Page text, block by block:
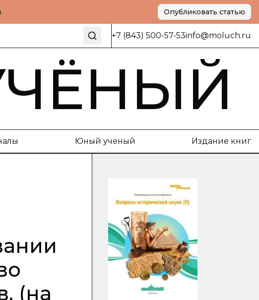
Опубликовать статью
+7 (843) 500-57-53info@moluch.ru
Юный ученый Издание книг
(на